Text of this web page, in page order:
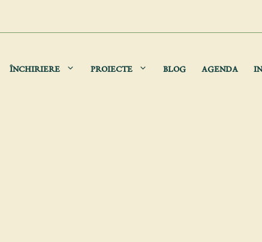
ÎNCHIRIERE PROIECTE BLOG AGENDA